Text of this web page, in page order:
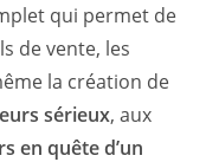
qui permet de
de vente, les
la création de
sérieux, aux
en quête d’un